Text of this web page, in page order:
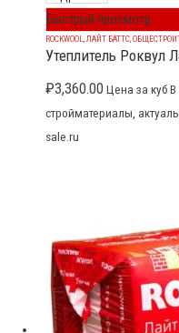
Быстрый просмотр
ROCKWOOL ЛАЙТ БАТТС
Утеплитель Роквул
₽3,360.00 Цена за куб
стройматериалы,
sale.ru